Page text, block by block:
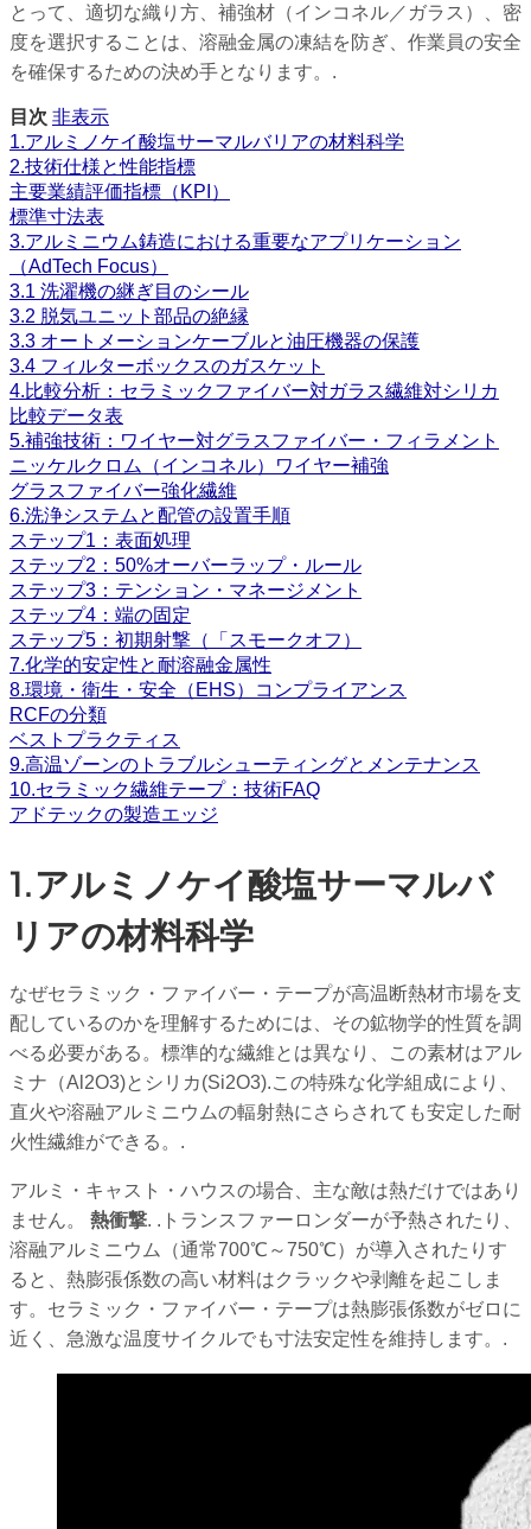
とって、適切な織り方、補強材（インコネル／ガラス）、密
度を選択することは、溶融金属の凍結を防ぎ、作業員の安全
を確保するための決め手となります。.
目次 非表示
1.アルミノケイ酸塩サーマルバリアの材料科学
2.技術仕様と性能指標
主要業績評価指標（KPI）
標準寸法表
3.アルミニウム鋳造における重要なアプリケーション
（AdTech Focus）
3.1 洗濯機の継ぎ目のシール
3.2 脱気ユニット部品の絶縁
3.3 オートメーションケーブルと油圧機器の保護
3.4 フィルターボックスのガスケット
4.比較分析：セラミックファイバー対ガラス繊維対シリカ
比較データ表
5.補強技術：ワイヤー対グラスファイバー・フィラメント
ニッケルクロム（インコネル）ワイヤー補強
グラスファイバー強化繊維
6.洗浄システムと配管の設置手順
ステップ1：表面処理
ステップ2：50%オーバーラップ・ルール
ステップ3：テンション・マネージメント
ステップ4：端の固定
ステップ5：初期射撃（「スモークオフ）
7.化学的安定性と耐溶融金属性
8.環境・衛生・安全（EHS）コンプライアンス
RCFの分類
ベストプラクティス
9.高温ゾーンのトラブルシューティングとメンテナンス
10.セラミック繊維テープ：技術FAQ
アドテックの製造エッジ
1.アルミノケイ酸塩サーマルバ
リアの材料科学
なぜセラミック・ファイバー・テープが高温断熱材市場を支
配しているのかを理解するためには、その鉱物学的性質を調
べる必要がある。標準的な繊維とは異なり、この素材はアル
ミナ（Al2O3)とシリカ(Si2O3).この特殊な化学組成により、
直火や溶融アルミニウムの輻射熱にさらされても安定した耐
火性繊維ができる。.
アルミ・キャスト・ハウスの場合、主な敵は熱だけではあり
ません。 熱衝撃. .トランスファーロンダーが予熱されたり、
溶融アルミニウム（通常700℃～750℃）が導入されたりす
ると、熱膨張係数の高い材料はクラックや剥離を起こしま
す。セラミック・ファイバー・テープは熱膨張係数がゼロに
近く、急激な温度サイクルでも寸法安定性を維持します。.